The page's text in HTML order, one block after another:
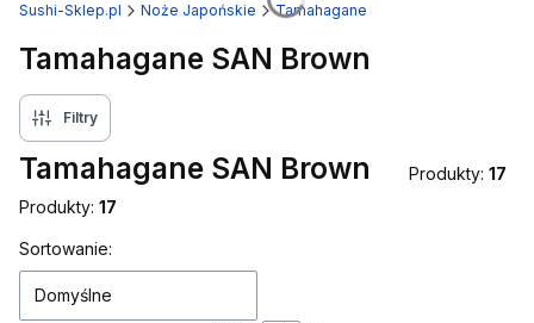
Sushi-Sklep.pl Noże Japońskie Tamahagane
Tamahagane SAN Brown
Filtry
Tamahagane SAN Brown Produkty: 17
Produkty: 17
Lista produktów
Sortowanie:
Domyślne